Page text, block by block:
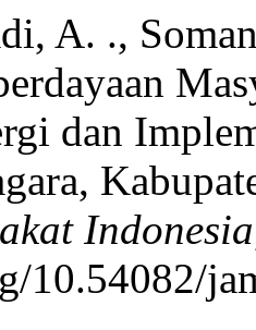
A. .,
dan
Indonesia
10.54082/